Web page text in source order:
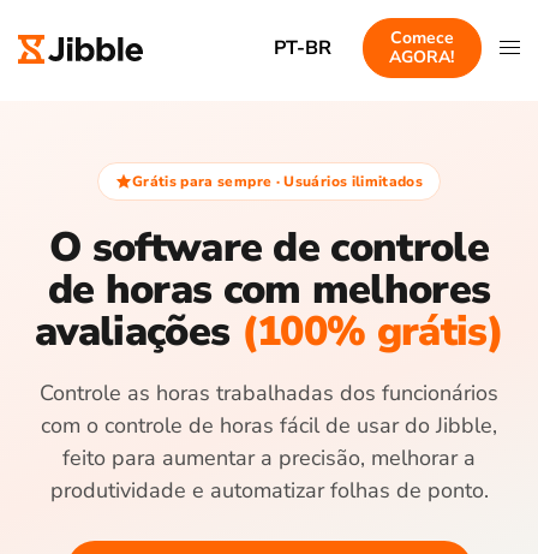
PT-BR
Comece
AGORA!
Grátis para sempre · Usuários ilimitados
O software de controle
de horas com melhores
avaliações (100% grátis)
Controle as horas trabalhadas dos funcionários
com o controle de horas fácil de usar do Jibble,
feito para aumentar a precisão, melhorar a
produtividade e automatizar folhas de ponto.